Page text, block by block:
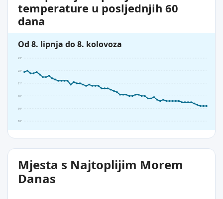
temperature u posljednjih 60
dana
Od 8. lipnja do 8. kolovoza
18°
19°
20°
21°
22°
23°
Mjesta s Najtoplijim Morem
Danas